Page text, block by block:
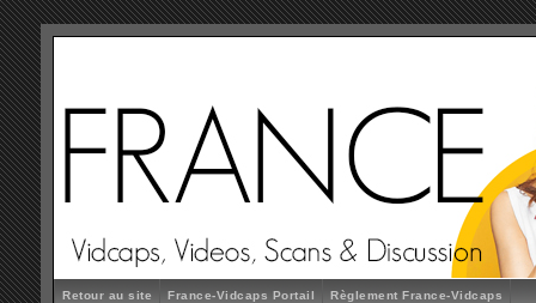
Retour au site France-Vidcaps Portail Règlement France-Vidcaps